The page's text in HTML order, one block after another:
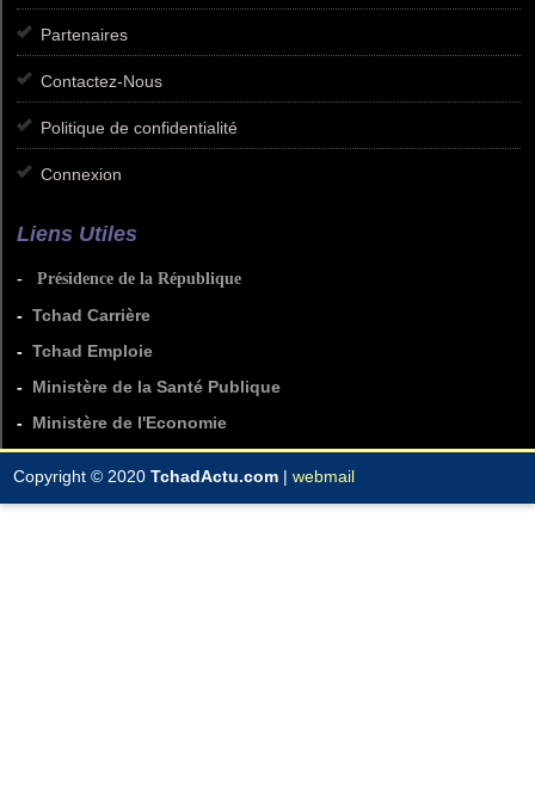
Partenaires
Contactez-Nous
Politique de confidentialité
Connexion
Liens Utiles
- Présidence de la République
- Tchad Carrière
- Tchad Emploie
- Ministère de la Santé Publique
- Ministère de l'Economie
Copyright © 2020 TchadActu.com | webmail